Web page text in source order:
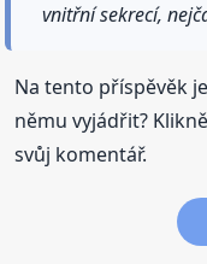
vnitřní sekrecí,
Na tento příspěvěk
němu vyjádřit?
svůj komentář.